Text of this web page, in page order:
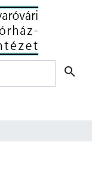
search